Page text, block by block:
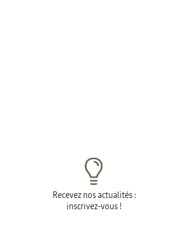
Recevez nos actualités :
inscrivez-vous !